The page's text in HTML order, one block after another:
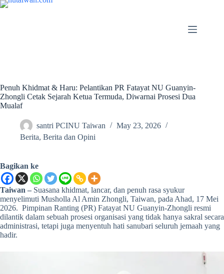
Penuh Khidmat & Haru: Pelantikan PR Fatayat NU Guanyin-
Zhongli Cetak Sejarah Ketua Termuda, Diwarnai Prosesi Dua
Mualaf
santri PCINU Taiwan
May 23, 2026
Berita, Berita dan Opini
Bagikan ke
Taiwan – Suasana khidmat, lancar, dan penuh rasa syukur
menyelimuti Musholla Al Amin Zhongli, Taiwan, pada Ahad, 17 Mei
2026. Pimpinan Ranting (PR) Fatayat NU Guanyin-Zhongli resmi
dilantik dalam sebuah prosesi organisasi yang tidak hanya sakral secara
administrasi, tetapi juga menyentuh hati sanubari seluruh jemaah yang
hadir.